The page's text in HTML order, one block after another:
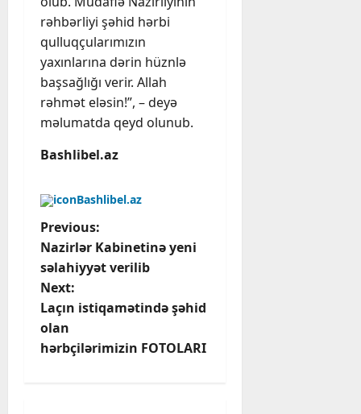
rəhbərliyi şəhid hərbi
qulluqçularımızın
yaxınlarına dərin hüznlə
başsağlığı verir. Allah
rəhmət eləsin!”, – deyə
məlumatda qeyd olunub.
Bashlibel.az
Bashlibel.az
P
o
s
t
Previous:
Nazirlər Kabinetinə yeni
səlahiyyət verilib
Next:
Laçın istiqamətində şəhid
olan
hərbçilərimizin FOTOLARI